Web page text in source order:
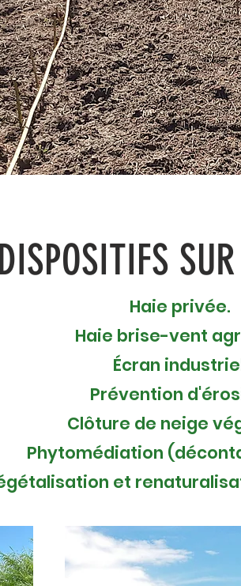
Haie privée.
Haie brise-vent
Écran
Prévention
Clôture de neige
Phytomédiation
et